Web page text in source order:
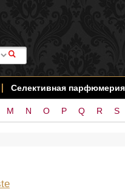
#
Селективная парфюмерия
M N O P Q R S